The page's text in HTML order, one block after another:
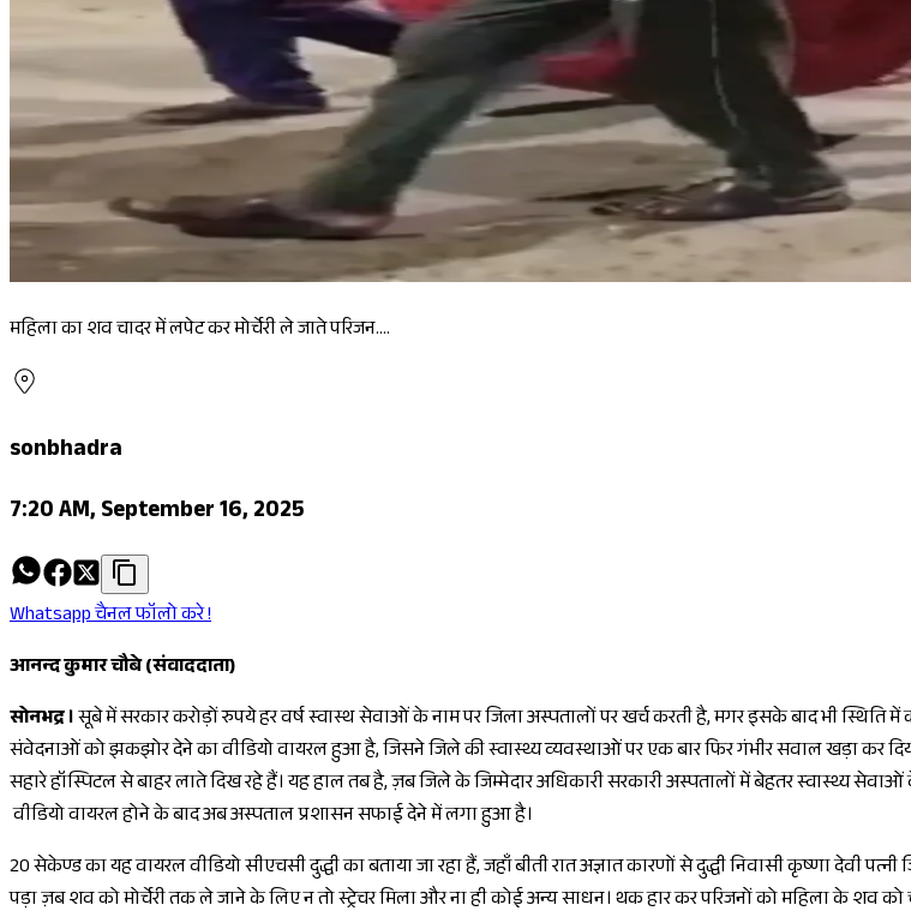
महिला का शव चादर में लपेट कर मोर्चेरी ले जाते परिजन....
sonbhadra
7:20 AM, September 16, 2025
Whatsapp चैनल फॉलो करे !
आनन्द कुमार चौबे (संवाददाता)
सोनभद्र ।सूबे में सरकार करोड़ों रुपये हर वर्ष स्वास्थ सेवाओं के नाम पर जिला अस्पतालों पर खर्च करती है, मगर इसके बाद भी
संवेदनाओं को झकझोर देने का वीडियो वायरल हुआ है, जिसने जिले की स्वास्थ्य व्यवस्थाओं पर एक बार फिर गंभीर सवाल खड़ा कर
सहारे हॉस्पिटल से बाहर लाते दिख रहे हैं। यह हाल तब है, ज़ब जिले के जिम्मेदार अधिकारी सरकारी अस्पतालों में बेहतर स्वास्थ्य
वीडियो वायरल होने के बाद अब अस्पताल प्रशासन सफाई देने में लगा हुआ है।
20 सेकेण्ड का यह वायरल वीडियो सीएचसी दुद्धी का बताया जा रहा हैं, जहाँ बीती रात अज्ञात कारणों से दुद्धी निवासी कृष्णा देवी
पड़ा ज़ब शव को मोर्चेरी तक ले जाने के लिए न तो स्ट्रेचर मिला और ना ही कोई अन्य साधन। थक हार कर परिजनों को महिला के शव